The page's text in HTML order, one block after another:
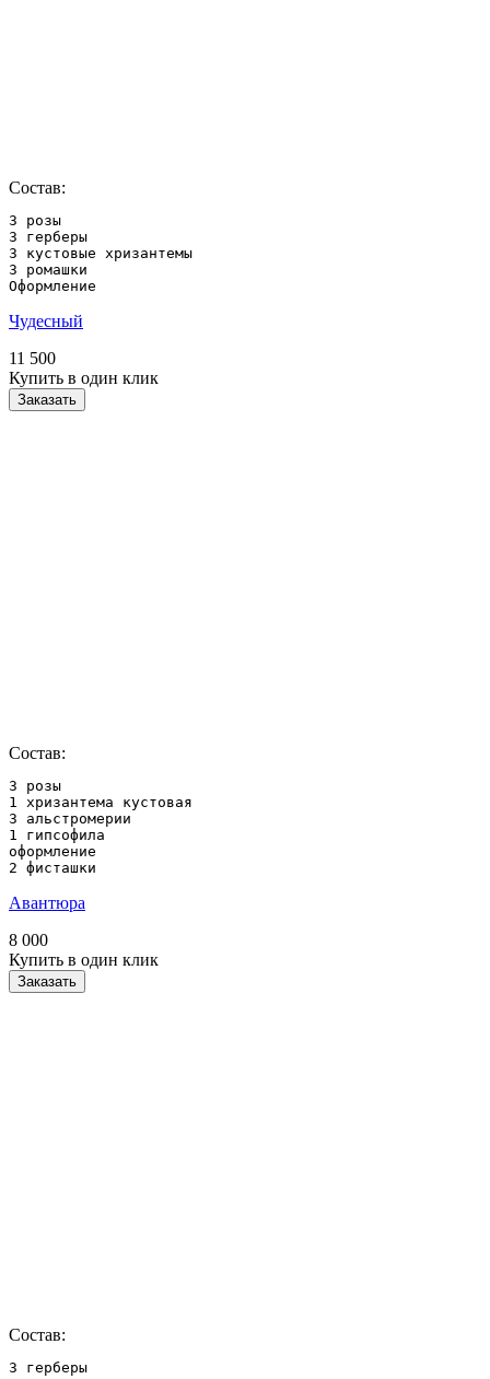
Состав:
3 розы
3 герберы
3 кустовые хризантемы
3 ромашки
Оформление
Чудесный
11 500
Купить в один клик
Заказать
Состав:
3 розы
1 хризантема кустовая
3 альстромерии
1 гипсофила
оформление
2 фисташки
Авантюра
8 000
Купить в один клик
Заказать
Состав:
3 герберы